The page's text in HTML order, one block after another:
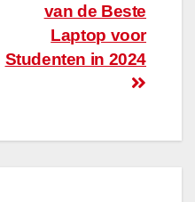
van de Beste
Laptop voor
Studenten in 2024